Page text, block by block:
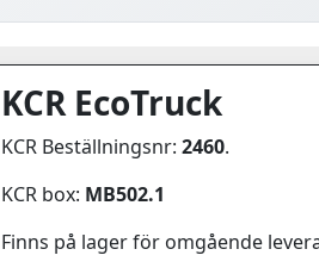
KCR EcoTruck
KCR Beställningsnr: 2460.
KCR box: MB502.1
Finns på lager för omgående